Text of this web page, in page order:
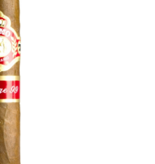
Premiový doutník typu LONG FILLER